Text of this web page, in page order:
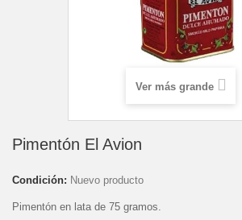
Ver más grande
Pimentón El Avion
Condición: Nuevo producto
Pimentón en lata de 75 gramos.